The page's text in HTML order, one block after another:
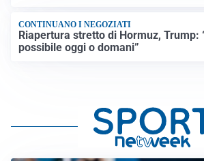
CONTINUANO I NEGOZIATI
Riapertura stretto di Hormuz, Trump:
possibile oggi o domani”